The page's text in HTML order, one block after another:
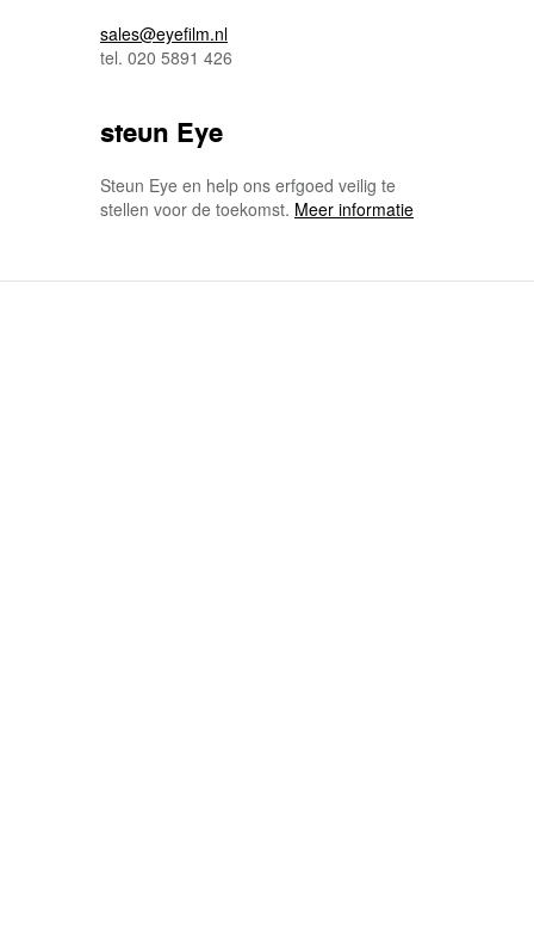
sales@eyefilm.nl
tel. 020 5891 426
steun Eye
Steun Eye en help ons erfgoed veilig te
stellen voor de toekomst. Meer informatie